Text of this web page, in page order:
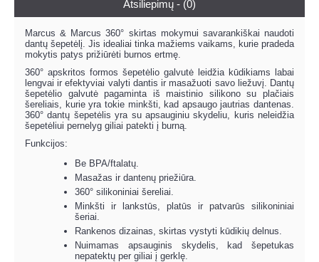
Atsiliepimų - (0)
Marcus & Marcus 360° skirtas mokymui savarankiškai naudoti
dantų šepetėlį. Jis idealiai tinka mažiems vaikams, kurie pradeda
mokytis patys prižiūrėti burnos ertmę.
360° apskritos formos šepetėlio galvutė leidžia kūdikiams labai
lengvai ir efektyviai valyti dantis ir masažuoti savo liežuvį. Dantų
šepetėlio galvutė pagaminta iš maistinio silikono su plačiais
šereliais, kurie yra tokie minkšti, kad apsaugo jautrias dantenas.
360° dantų šepetėlis yra su apsauginiu skydeliu, kuris neleidžia
šepetėliui pernelyg giliai patekti į burną.
Funkcijos:
Be BPA/ftalatų.
Masažas ir dantenų priežiūra.
360° silikoniniai šereliai.
Minkšti ir lankstūs, platūs ir patvarūs silikoniniai
šeriai.
Rankenos dizainas, skirtas vystyti kūdikių delnus.
Nuimamas apsauginis skydelis, kad šepetukas
nepatektų per giliai į gerklę.